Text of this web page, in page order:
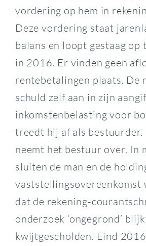
vordering op hem in
Deze vordering staat
balans en loopt gestaag
in 2016. Er vinden geen
rentebetalingen plaats. De
schuld zelf aan in zijn
inkomstenbelasting voor
treedt hij af als
neemt het bestuur over. In
sluiten de man en de
vaststellingsovereenkomst
dat de rekening-
onderzoek ‘ongegrond’
kwijtgescholden. Eind